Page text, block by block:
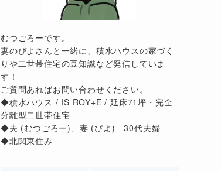
むつごろーです。
妻のぴよさんと一緒に、積水ハウスの家づく
りや二世帯住宅の豆知識など発信していま
す！
ご質問あればお問い合わせください。
◆積水ハウス / IS ROY+E / 延床71坪・完全
分離型二世帯住宅
◆夫 (むつごろー)、妻 (ぴよ) 30代夫婦
◆北関東住み